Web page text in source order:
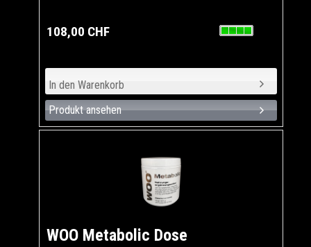
108,00 CHF
Produkt ansehen
WOO Metabolic Dose